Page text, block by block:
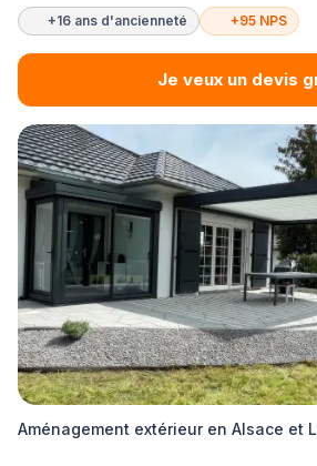
+16 ans d'ancienneté +95 NPS
Je veux un devis
Aménagement extérieur en Alsace et